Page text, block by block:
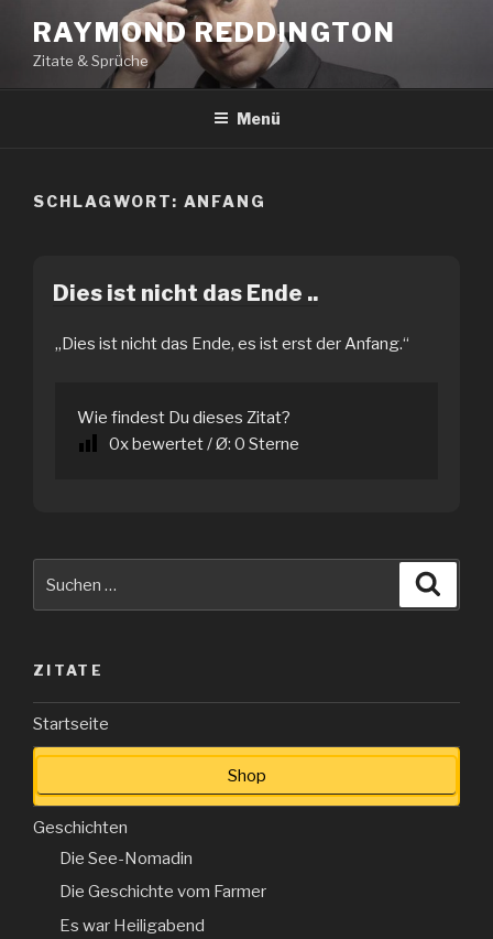
Inhalt
springen
RAYMOND REDDINGTON
Zitate & Sprüche
Menü
SCHLAGWORT: ANFANG
Dies ist nicht das Ende ..
„Dies ist nicht das Ende, es ist erst der Anfang.“
Wie findest Du dieses Zitat?
0x bewertet / Ø: 0 Sterne
nach:
ZITATE
Startseite
Shop
Geschichten
Die See-Nomadin
Die Geschichte vom Farmer
Es war Heiligabend